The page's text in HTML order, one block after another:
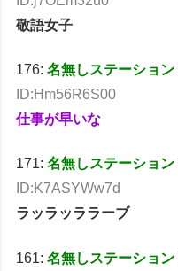
敬語女子
176:名無しステーション
ID:Hm56R6S00
仕事が早いな
171:名無しステーション
ID:K7ASYWw7d
ラッラッララーブ
161:名無しステーション